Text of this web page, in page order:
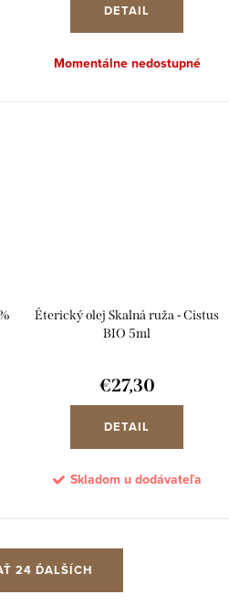
DETAIL
Momentálne nedostupné
Éterický olej Skalná ruža - Cistus
BIO 5ml
€27,30
DETAIL
Skladom u dodávateľa
24 ĎALŠÍCH